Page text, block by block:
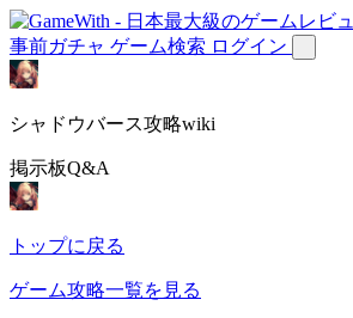
事前ガチャ ゲーム検索 ログイン
シャドウバース攻略wiki
掲示板Q&A
トップに戻る
ゲーム攻略一覧を見る